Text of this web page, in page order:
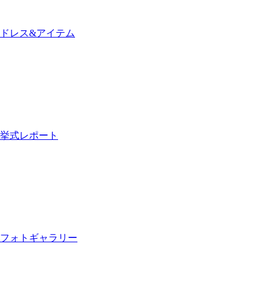
ドレス&アイテム
挙式レポート
フォトギャラリー